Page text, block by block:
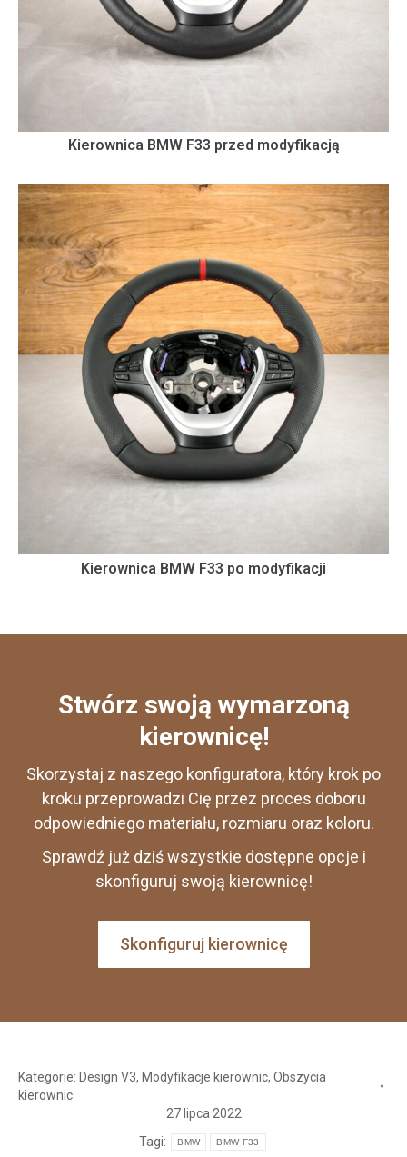
Kierownica BMW F33 przed modyfikacją
Kierownica BMW F33 po modyfikacji
Stwórz swoją wymarzoną
kierownicę!
Skorzystaj z naszego konfiguratora, który krok po
kroku przeprowadzi Cię przez proces doboru
odpowiedniego materiału, rozmiaru oraz koloru.
Sprawdź już dziś wszystkie dostępne opcje i
skonfiguruj swoją kierownicę!
Skonfiguruj kierownicę
Kategorie: Design V3, Modyfikacje kierownic, Obszycia
kierownic
27 lipca 2022
Tagi:
BMW BMW F33